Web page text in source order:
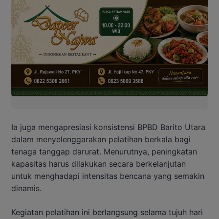
Ia juga mengapresiasi konsistensi BPBD Barito Utara
dalam menyelenggarakan pelatihan berkala bagi
tenaga tanggap darurat. Menurutnya, peningkatan
kapasitas harus dilakukan secara berkelanjutan
untuk menghadapi intensitas bencana yang semakin
dinamis.
Kegiatan pelatihan ini berlangsung selama tujuh hari